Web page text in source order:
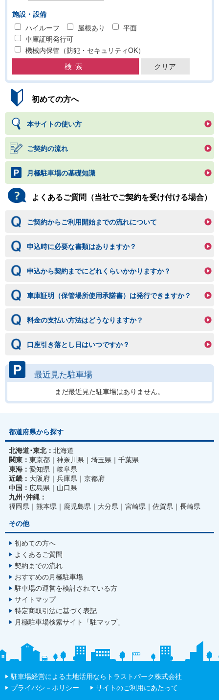
施設・設備
ハイルーフ
屋根あり
平面
車庫証明発行可
機械内保管（防犯・セキュリティOK）
初めての方へ
本サイトの使い方
ご契約の流れ
月極駐車場の基礎知識
よくあるご質問（当社でご契約を受け付ける場合）
ご契約からご利用開始までの流れについて
申込時に必要な書類はありますか？
申込から契約までにどれくらいかかりますか？
車庫証明（保管場所使用承諾書）は発行できますか？
料金の支払い方法はどうなりますか？
口座引き落とし日はいつですか？
最近見た駐車場
まだ最近見た駐車場はありません。
都道府県から探す
北海道･東北： 北海道
関東： 東京都 神奈川県 埼玉県
千葉県
東海： 愛知県
岐阜県
近畿： 大阪府 兵庫県
京都府
中国： 広島県
山口県
九州･沖縄：
福岡県
熊本県 鹿児島県 大分県 宮崎県 佐賀県
長崎県
その他
初めての方へ
よくあるご質問
契約までの流れ
おすすめの月極駐車場
駐車場の運営を検討されている方
サイトマップ
特定商取引法に基づく表記
月極駐車場検索サイト「駐マップ」
駐車場経営による土地活用ならトラストパーク株式会社
プライバシ－ポリシー
サイトのご利用にあたって